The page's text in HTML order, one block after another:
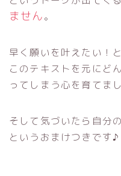
ません。
早く願いを叶えたい！
このテキストを元にど
ってしまう心を育てま
そして気づいたら自分
というおまけつきです♪